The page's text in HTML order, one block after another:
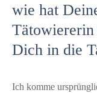
wie hat
Tätowiererin
Dich in die
Ich komme